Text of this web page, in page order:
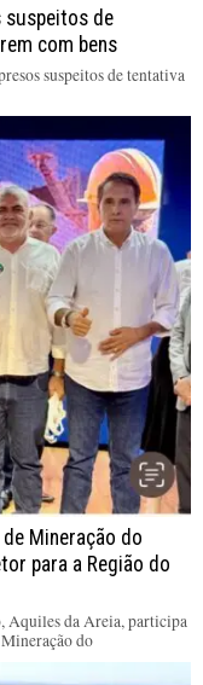
suspeitos de
com bens
suspeitos de tentativa
Mineração do
para a Região do
Aquiles da Areia, participa
do